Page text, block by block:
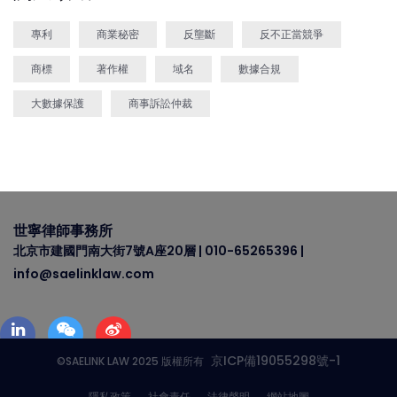
專利 商業秘密 反壟斷 反不正當競爭
商標 著作權 域名 數據合規
大數據保護 商事訴訟仲裁
世寧律師事務所
北京市建國門南大街7號A座20層 | 010-65265396 |
info@saelinklaw.com
©SAELINK LAW 2025 版權所有 京ICP備19055298號-1